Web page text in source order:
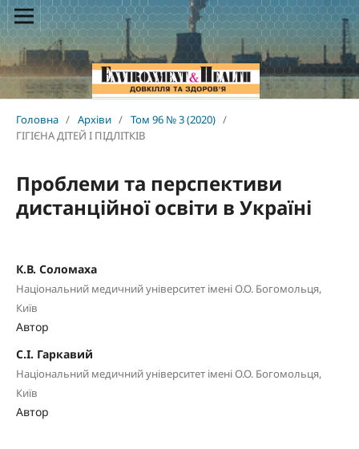
Головна / Архіви / Том 96 № 3 (2020) /
ГІГІЄНА ДІТЕЙ І ПІДЛІТКІВ
Проблеми та перспективи
дистанційної освіти в Україні
К.В. Соломаха
Національний медичний університет імені О.О. Богомольця,
Київ
Автор
С.І. Гаркавий
Національний медичний університет імені О.О. Богомольця,
Київ
Автор